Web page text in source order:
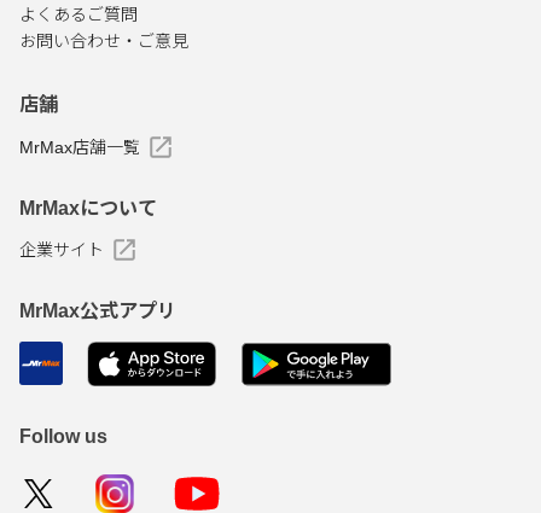
よくあるご質問
お問い合わせ・ご意見
店舗
MrMax店舗一覧
MrMaxについて
企業サイト
MrMax公式アプリ
Follow us